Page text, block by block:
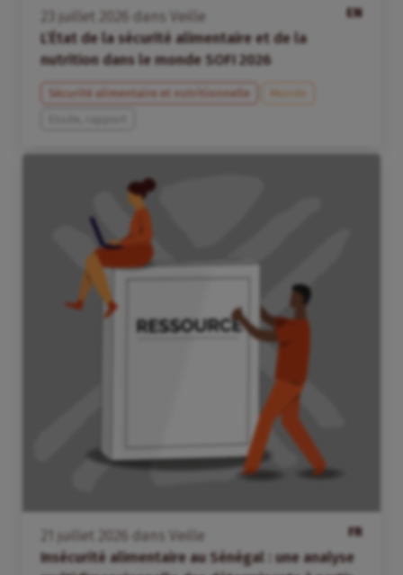
EN
juillet dans
Veille
L’État de la sécurité alimentaire et de la
nutrition dans le monde SOFI 2026
Sécurité alimentaire et nutritionnelle
Monde
FR
juillet dans
Veille
Insécurité alimentaire au Sénégal : une analyse